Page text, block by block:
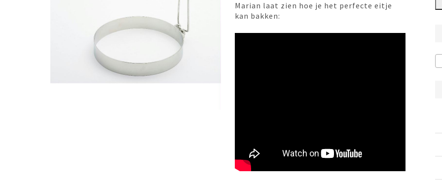
Marian laat zien hoe je het perfecte eitje
kan bakken: